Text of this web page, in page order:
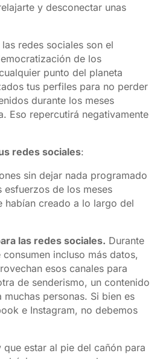
y desconectar unas
redes sociales son el
de los
punto del planeta
tus perfiles para no perder
durante los meses
Eso repercutirá negativamente
redes sociales:
sin dejar nada programado
de los meses
habían creado a lo largo del
las redes sociales. Durante
incluso más datos,
esos canales para
de senderismo, un contenido
personas. Si bien es
e Instagram, no debemos
que estar al pie del cañón para